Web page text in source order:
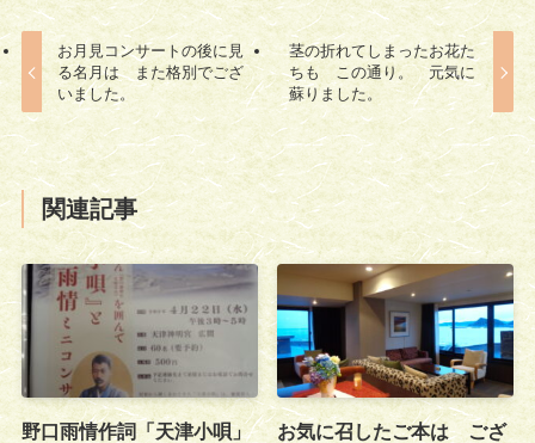
お月見コンサートの後に見
る名月は また格別でござ
いました。
茎の折れてしまったお花た
ちも この通り。 元気に
蘇りました。
関連記事
野口雨情作詞「天津小唄」
お気に召したご本は ござ